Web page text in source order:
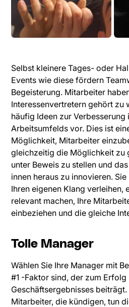
Selbst kleinere Tages- oder
Events wie diese fördern
Begeisterung. Mitarbeiter
Interessenvertretern gehört zu
häufig Ideen zur Verbesserung
Arbeitsumfelds vor. Dies ist
Möglichkeit, Mitarbeiter
gleichzeitig die Möglichkeit zu
unter Beweis zu stellen und
innen heraus zu innovieren.
Ihren eigenen Klang verleihen,
relevant machen, Ihre
einbeziehen und die gleiche
Tolle Manager
Wählen Sie Ihre Manager mit
#1 -Faktor sind, der zum Erfolg
Geschäftsergebnisses
Mitarbeiter, die kündigen, tun